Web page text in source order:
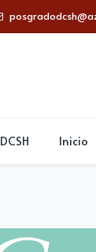
DCSH Inicio